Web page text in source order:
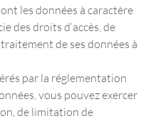
les données à caractère
des droits d’accès, de
de ses données à
par la réglementation
vous pouvez exercer
de limitation de